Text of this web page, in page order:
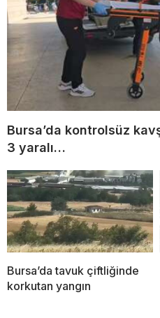
Bursa’da kontrolsüz
3 yaralı…
Bursa’da tavuk çiftliğinde
korkutan yangın